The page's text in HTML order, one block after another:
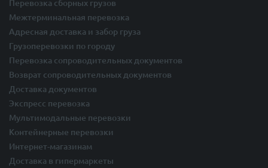
Перевозка сборных грузов
Межтерминальная перевозка
Адресная доставка и забор груза
Грузоперевозки по городу
Перевозка сопроводительных документов
Возврат сопроводительных документов
Доставка документов
Экспресс перевозка
Мультимодальные перевозки
Контейнерные перевозки
Интернет-магазинам
Доставка в гипермаркеты